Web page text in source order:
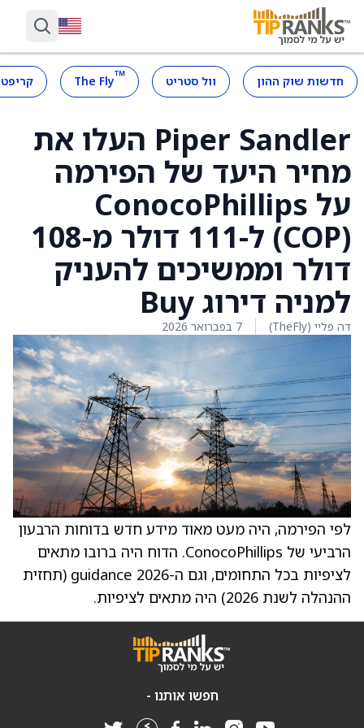
חדשות שוק ההון וול סטריט ™
The Fly
Piper Sandler העלו את
מחיר היעד של הפירמה
על ConocoPhillips
(COP) ל-111 דולר מ-108
דולר וממשיכים להעניק
למניה דירוג Buy
דה פליי (TheFly) 7 בפברואר 2026
לפי הפירמה, היה מעט מאוד מידע חדש בדוחות הרבעון
הרביעי של ConocoPhillips. הדוח היה ברובו מתאים
לציפיות בכל התחומים, וגם ה-2026 guidance (תחזית
ההנהלה לשנת 2026) היה מתאים לציפיות.
חפשו אותנו -